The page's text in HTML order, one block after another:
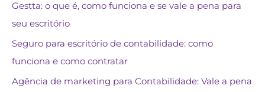
Gestta: o que é, como funciona e se vale a pena para
seu escritório
Seguro para escritório de contabilidade: como
funciona e como contratar
Agência de marketing para Contabilidade: Vale a pena